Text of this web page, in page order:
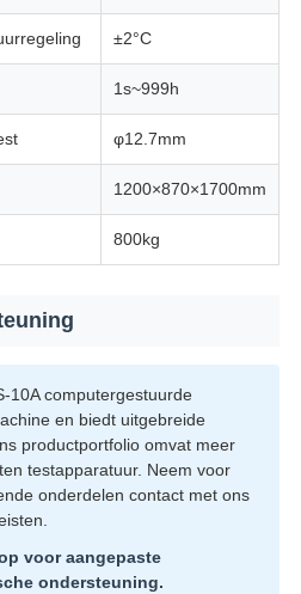
±2°C
1s~999h
φ12.7mm
1200×870×1700mm
800kg
10A computergestuurde
en biedt uitgebreide
productportfolio omvat meer
testapparatuur. Neem voor
onderdelen contact met ons
voor aangepaste
ondersteuning.